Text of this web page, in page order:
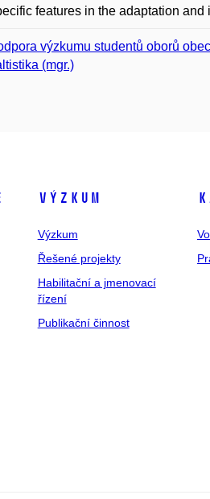
features in the adaptation
výzkumu studentů oborů
(mgr.)
Výzkum
Výzkum
Řešené projekty
Habilitační a jmenovací
řízení
Publikační činnost